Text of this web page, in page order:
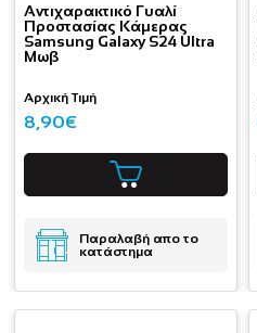
Aντιχαρακτικό Γυαλί
Προστασίας Κάμερας
Samsung Galaxy S24 Ultra
Μωβ
Αρχική Τιμή
8,90€
Παραλαβή απο το
κατάστημα